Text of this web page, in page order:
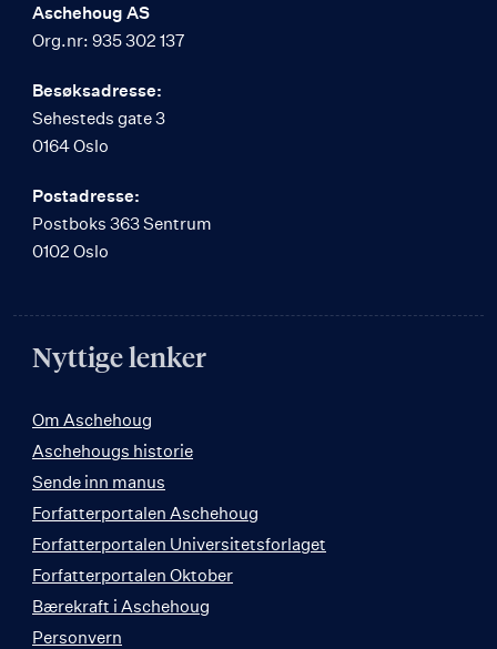
Aschehoug AS
Org.nr: 935 302 137
Besøksadresse:
Sehesteds gate 3
0164 Oslo
Postadresse:
Postboks 363 Sentrum
0102 Oslo
Nyttige lenker
Om Aschehoug
Aschehougs historie
Sende inn manus
Forfatterportalen Aschehoug
Forfatterportalen Universitetsforlaget
Forfatterportalen Oktober
Bærekraft i Aschehoug
Personvern